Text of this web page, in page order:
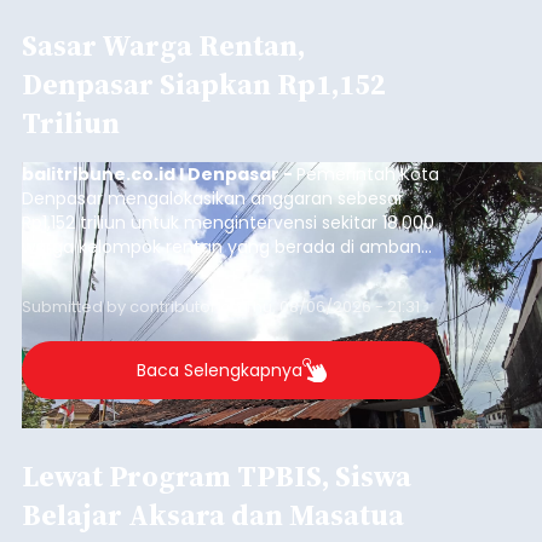
Sasar Warga Rentan,
Denpasar Siapkan Rp1,152
Triliun
balitribune.co.id I Denpasar - Pemerintah Kota
Denpasar mengalokasikan anggaran sebesar
Rp1,152 triliun untuk mengintervensi sekitar 18.000
warga kelompok rentan yang berada di ambang
garis kemiskinan. Langkah strategis ini diambil
guna menjaga masyarakat yang berada pada
kelompok desil 5 dan 6 tersebut agar tidak
merosot ke kategori miskin.
Submitted by contributor Thu, 08/06/2026 - 21:31
Baca Selengkapnya
Lewat Program TPBIS, Siswa
Belajar Aksara dan Masatua